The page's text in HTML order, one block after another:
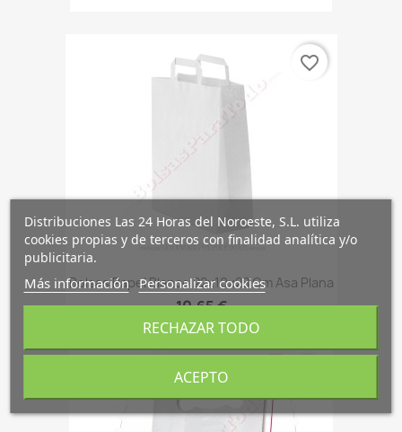
Bolsas Papel Blanco 22x10x28 Cm Asa Plana
10,65 €
favorite_border
Distribuciones Las 24 Horas del Noroeste, S.L. utiliza
cookies propias y de terceros con finalidad analítica y/o
publicitaria.
Más información Personalizar cookies
RECHAZAR TODO
ACEPTO